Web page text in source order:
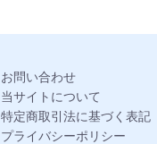
お問い合わせ
当サイトについて
特定商取引法に基づく表記
プライバシーポリシー